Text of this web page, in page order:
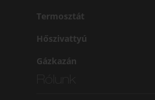
Termosztát
Hőszivattyú
Gázkazán